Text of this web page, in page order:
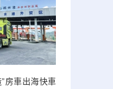
房車出海快車